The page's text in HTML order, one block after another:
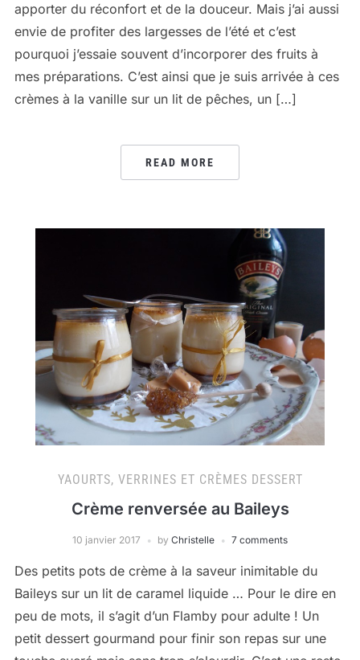
apporter du réconfort et de la douceur. Mais j’ai aussi
envie de profiter des largesses de l’été et c’est
pourquoi j’essaie souvent d’incorporer des fruits à
mes préparations. C’est ainsi que je suis arrivée à ces
crèmes à la vanille sur un lit de pêches, un […]
READ MORE
YAOURTS, VERRINES ET CRÈMES DESSERT
Crème renversée au Baileys
10 janvier 2017 by Christelle 7 comments
Des petits pots de crème à la saveur inimitable du
Baileys sur un lit de caramel liquide … Pour le dire en
peu de mots, il s’agit d’un Flamby pour adulte ! Un
petit dessert gourmand pour finir son repas sur une